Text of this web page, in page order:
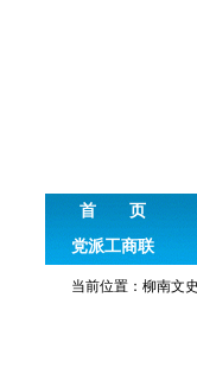
首 页
党派工商联
当前位置： 柳南文史